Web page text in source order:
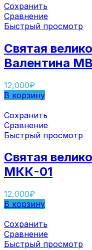
Сохранить
Сравнение
Быстрый просмотр
Святая
Валентина
12,000₽
В корзину
Сохранить
Сравнение
Быстрый просмотр
Святая
МКК-01
12,000₽
В корзину
Сохранить
Сравнение
Быстрый просмотр